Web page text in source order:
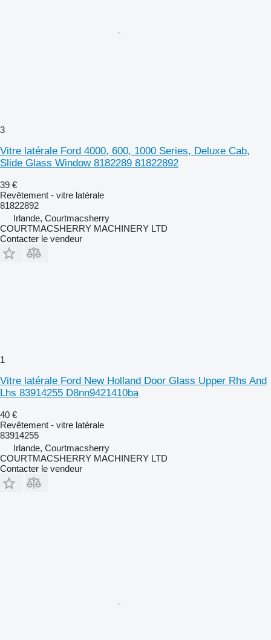
3
Vitre latérale Ford 4000, 600, 1000 Series, Deluxe Cab,
Slide Glass Window 8182289 81822892
39 €
Revêtement - vitre latérale
81822892
Irlande, Courtmacsherry
COURTMACSHERRY MACHINERY LTD
Contacter le vendeur
1
Vitre latérale Ford New Holland Door Glass Upper Rhs And
Lhs 83914255 D8nn9421410ba
40 €
Revêtement - vitre latérale
83914255
Irlande, Courtmacsherry
COURTMACSHERRY MACHINERY LTD
Contacter le vendeur